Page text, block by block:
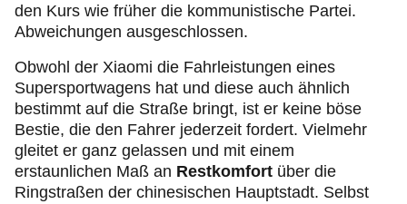
den Kurs wie früher die kommunistische Partei.
Abweichungen ausgeschlossen.
Obwohl der Xiaomi die Fahrleistungen eines
Supersportwagens hat und diese auch ähnlich
bestimmt auf die Straße bringt, ist er keine böse
Bestie, die den Fahrer jederzeit fordert. Vielmehr
gleitet er ganz gelassen und mit einem
erstaunlichen Maß an Restkomfort über die
Ringstraßen der chinesischen Hauptstadt. Selbst